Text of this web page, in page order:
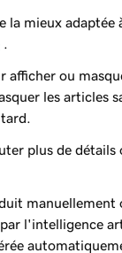
la mieux adaptée
afficher ou
les articles
plus de
manuellement
l'intelligence